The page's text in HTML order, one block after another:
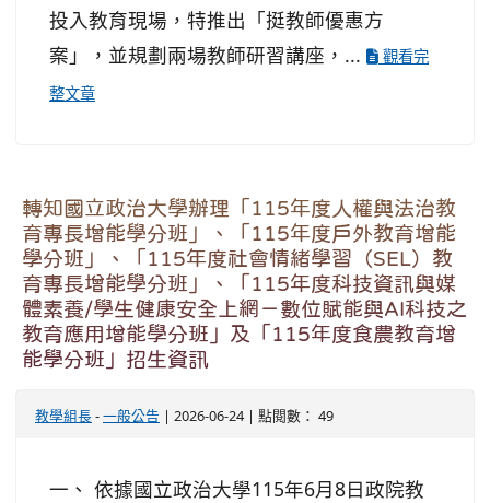
投入教育現場，特推出「挺教師優惠方
案」，並規劃兩場教師研習講座，...
觀看完
整文章
轉知國立政治大學辦理「115年度人權與法治教
育專長增能學分班」、「115年度戶外教育增能
學分班」、「115年度社會情緒學習（SEL）教
育專長增能學分班」、「115年度科技資訊與媒
體素養/學生健康安全上網－數位賦能與AI科技之
教育應用增能學分班」及「115年度食農教育增
能學分班」招生資訊
教學組長-一般公告 | 2026-06-24 | 點閱數： 49
一、 依據國立政治大學115年6月8日政院教